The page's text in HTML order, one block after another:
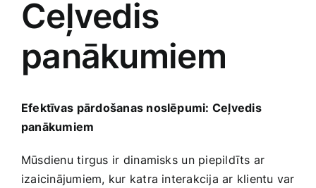
Medicīnas preces
Mobilie telefoni, planšetdatori
Ceļvedis
panākumiem
Efektīvas ⁣pārdošanas​ noslēpumi: Ceļvedis
panākumiem
Mūsdienu tirgus ir ⁢dinamisks⁣ un piepildīts ar⁣
izaicinājumiem, kur katra interakcija​ ar klientu var⁢